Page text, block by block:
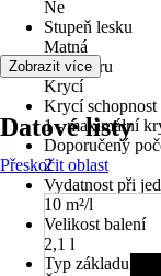
Ne
Stupeň lesku
Matná
typ nátěru
Krycí
Krycí schopnost
1 - maximální
Doporučený
2
Vydatnost při
10 m²/l
Velikost balení
2,1 l
Typ základu
Zobrazit více
Datové listy
Přeskočit oblast